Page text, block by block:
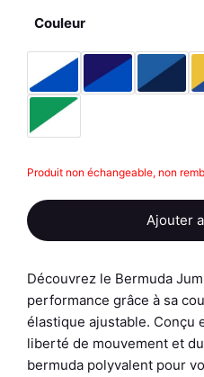
Couleur
Produit non échangeable, non
Ajouter
Découvrez le Bermuda
performance grâce à sa
élastique ajustable. Conçu
liberté de mouvement et
bermuda polyvalent pour